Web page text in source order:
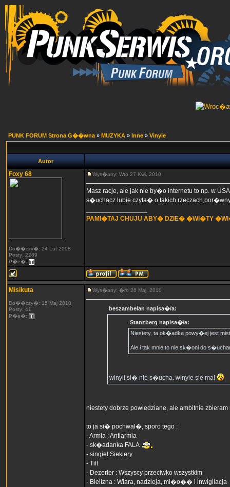
PUNK FORUM Strona G��wna » MUZYKA » Inne » Vinyle
Autor
Foxy 68
Do��czy�: 24 Lut 2008
Posty: 2289
P�e�:
Wys�any: Wto 27 Kwi, 2010
Masz racje, ale jak nie by�o internetu to np. w
s�uchacz lubie czyta� o takich
PAMI�TAJ CHUJU ABY� DZIE� �WI�TY
Misikuta
Do��czy�: 15 Maj 2010
Posty: 41
P�e�:
Wys�any: �ro 26 Maj, 2010
beszambelan napisa�/a:
Stanzberg napisa�/a:
Niestety, ta ok�adka powy�ej jest
Ale i tak mnie to nie sk�oni do
winyli si� nie s�ucha. winyle sie ma!
niestety dobrze powiedziane, ale ambitnie
to ja si� pochwal�, sporo tego :
- Armia : Antiarmia
- sk�adanka FALA
- singiel Siekiery
- Tilt
- Dezerter : Wszyscy przeciwko wszystkim
- Bielizna : Wiara, nadzieja, mi�o�� i inwigilacja